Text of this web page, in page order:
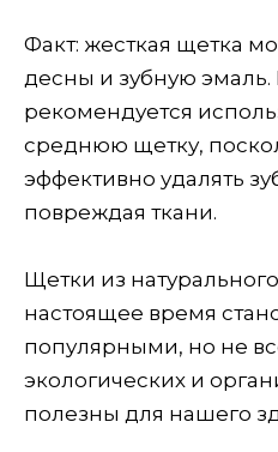
Факт: жесткая щетка
десны и зубную
рекомендуется
среднюю щетку,
эффективно удалять
повреждая ткани.
Щетки из
настоящее время
популярными, но не
экологических и
полезны для нашего